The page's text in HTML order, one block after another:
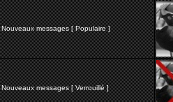
Nouveaux messages [ Populaire ]
Nouveaux messages [ Verrouillé ]